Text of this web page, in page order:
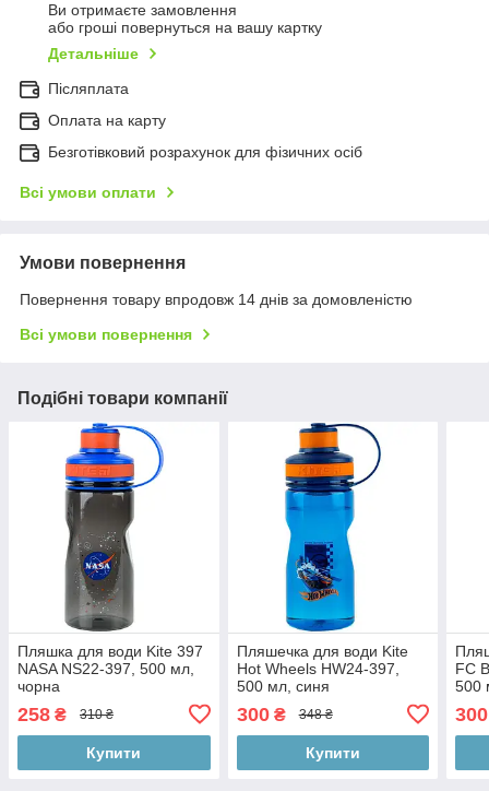
Ви отримаєте замовлення
або гроші повернуться на вашу картку
Детальніше
Післяплата
Оплата на карту
Безготівковий розрахунок для фізичних осіб
Всі умови оплати
Умови повернення
Повернення товару впродовж 14 днів за домовленістю
Всі умови повернення
Подібні товари компанії
Пляшка для води Kite 397
NASA NS22-397, 500 мл,
чорна
258 ₴ 310 ₴
Купити
Пляшечка для води Kite
Hot Wheels HW24-397,
500 мл, синя
300₴ 348 ₴
Купити
FC
500
300